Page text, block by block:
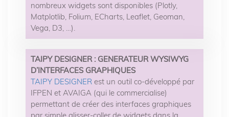
nombreux widgets sont disponibles (Plotly,
Matplotlib, Folium, ECharts, Leaflet, Geoman,
Vega, D3, …).
TAIPY DESIGNER : GENERATEUR WYSIWYG
D’INTERFACES GRAPHIQUES
TAIPY DESIGNERest un outil co-développé par
IFPEN et AVAIGA (qui le commercialise)
permettant de créer des interfaces graphiques